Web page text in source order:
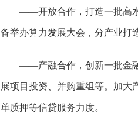
——开放合作，打造一批高
备举办算力发展大会，分产业打
——产融合作，创新一批金
展项目投资、并购重组等。加大
单质押等信贷服务力度。